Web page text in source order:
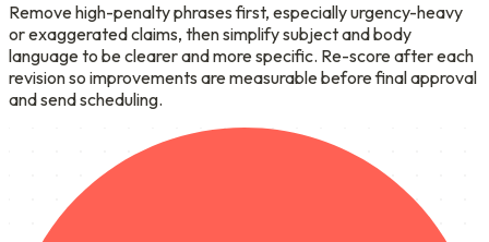
Remove high-penalty phrases first, especially urgency-heavy
or exaggerated claims, then simplify subject and body
language to be clearer and more specific. Re-score after each
revision so improvements are measurable before final approval
and send scheduling.